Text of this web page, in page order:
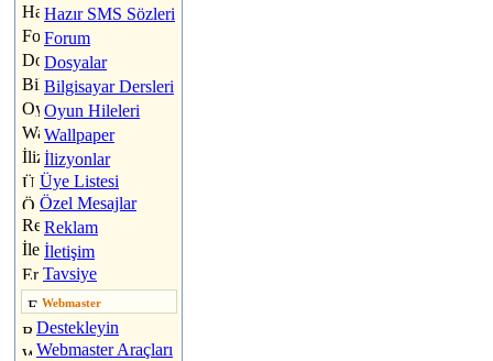
Hazır SMS Sözleri
Forum
Dosyalar
Bilgisayar Dersleri
Oyun Hileleri
Wallpaper
İlizyonlar
Üye Listesi
Özel Mesajlar
Reklam
İletişim
Tavsiye
Webmaster
Destekleyin
Webmaster Araçları